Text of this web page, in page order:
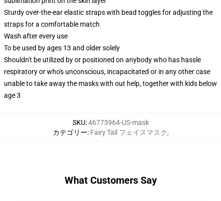
Sturdy over-the-ear elastic straps with bead toggles for adjusting the
straps for a comfortable match
Wash after every use
To be used by ages 13 and older solely
Shouldn't be utilized by or positioned on anybody who has hassle
respiratory or who's unconscious, incapacitated or in any other case
unable to take away the masks with out help, together with kids below
age 3
SKU:46773964-US-mask
カテゴリー: Fairy Tail フェイスマスク,
What Customers Say